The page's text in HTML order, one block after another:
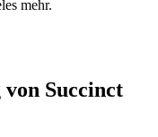
mehr.
Succinct